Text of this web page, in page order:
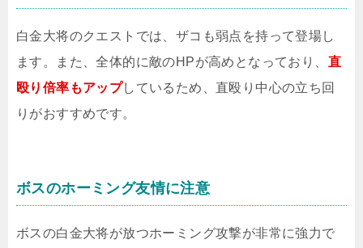
白金大将のクエストでは、ザコも弱点を持って登場し
ます。また、全体的に敵のHPが高めとなっており、 直
殴り倍率もアップしているため、直殴り中心の立ち回
りがおすすめです。
ボスのホーミング友情に注意
ボスの白金大将が放つホーミング攻撃が非常に強力で